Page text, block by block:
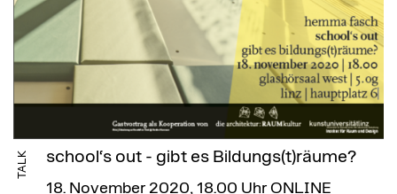
TALK school‘s out - gibt es Bildungs(t)räume?
18. November 2020, 18.00 Uhr ONLINE